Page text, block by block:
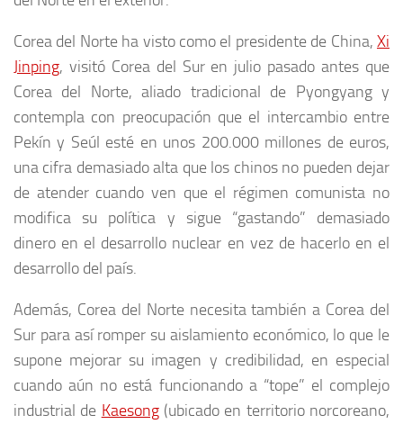
Corea del Norte ha visto como el presidente de China, Xi
Jinping, visitó Corea del Sur en julio pasado antes que
Corea del Norte, aliado tradicional de Pyongyang y
contempla con preocupación que el intercambio entre
Pekín y Seúl esté en unos 200.000 millones de euros,
una cifra demasiado alta que los chinos no pueden dejar
de atender cuando ven que el régimen comunista no
modifica su política y sigue “gastando” demasiado
dinero en el desarrollo nuclear en vez de hacerlo en el
desarrollo del país.
Además, Corea del Norte necesita también a Corea del
Sur para así romper su aislamiento económico, lo que le
supone mejorar su imagen y credibilidad, en especial
cuando aún no está funcionando a “tope” el complejo
industrial de Kaesong(ubicado en territorio norcoreano,